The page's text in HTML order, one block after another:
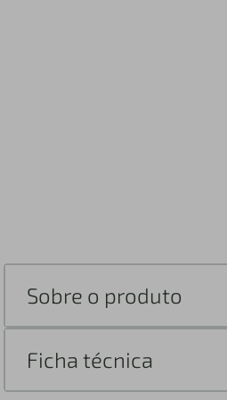
Sobre o produto
Ficha técnica